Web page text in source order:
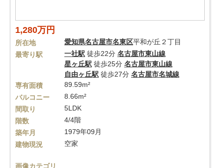
1,280万円
所在地 愛知県名古屋市名東区平和が丘２丁目
最寄り駅
一社駅 徒歩22分 名古屋市東山線
星ヶ丘駅 徒歩25分 名古屋市東山線
自由ヶ丘駅 徒歩27分 名古屋市名城線
専有面積
89.59m²
バルコニー
8.66m²
間取り
5LDK
階数
4/4階
築年月
1979年09月
建物現況
空家
画像カテゴリ